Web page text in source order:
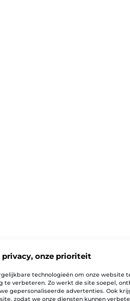
privacy, onze prioriteit
technologieën om onze website
te verbeteren. Zo werkt de site soepel,
gepersonaliseerde advertenties. Ook
zodat we onze diensten kunnen